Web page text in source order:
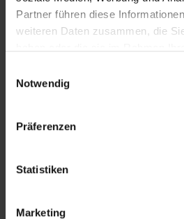
Partner führen diese
weiteren Daten zusammen, die
Notwendig
Präferenzen
Statistiken
Marketing
108,00 €